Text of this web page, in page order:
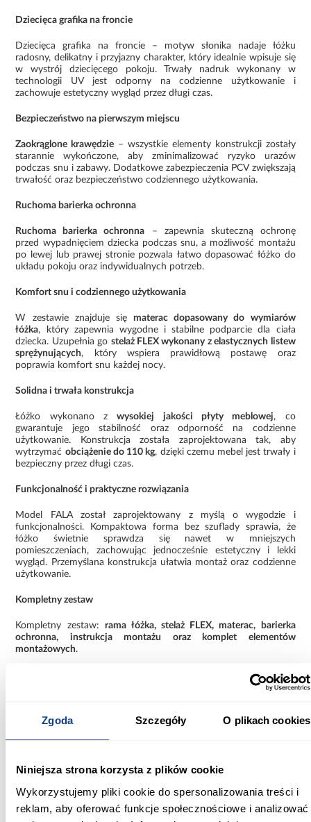
Zgoda Szczegóły O plikach cookies
Niniejsza strona korzysta z plików cookie
Wykorzystujemy pliki cookie do spersonalizowania treści i
reklam, aby oferować funkcje społecznościowe i analizować
Dziecięca grafika na froncie
Dziecięca grafika na froncie – motyw słonika nadaje łóżku
radosny, delikatny i przyjazny charakter, który idealnie wpisuje się
w wystrój dziecięcego pokoju. Trwały nadruk wykonany w
technologii UV jest odporny na codzienne użytkowanie i
zachowuje estetyczny wygląd przez długi czas.
Bezpieczeństwo na pierwszym miejscu
Zaokrąglone krawędzie – wszystkie elementy konstrukcji zostały
starannie wykończone, aby zminimalizować ryzyko urazów
podczas snu i zabawy. Dodatkowe zabezpieczenia PCV zwiększają
trwałość oraz bezpieczeństwo codziennego użytkowania.
Ruchoma barierka ochronna
Ruchoma barierka ochronna – zapewnia skuteczną ochronę
przed wypadnięciem dziecka podczas snu, a możliwość montażu
po lewej lub prawej stronie pozwala łatwo dopasować łóżko do
układu pokoju oraz indywidualnych potrzeb.
Komfort snu i codziennego użytkowania
W zestawie znajduje sięmaterac dopasowany do wymiarów
łóżka, który zapewnia wygodne i stabilne podparcie dla ciała
dziecka. Uzupełnia go stelaż FLEX wykonany z elastycznych listew
sprężynujących, który wspiera prawidłową postawę oraz
poprawia komfort snu każdej nocy.
Solidna i trwała konstrukcja
Łóżko wykonano zwysokiej jakości płyty meblowej, co
gwarantuje jego stabilność oraz odporność na codzienne
użytkowanie. Konstrukcja została zaprojektowana tak, aby
wytrzymać obciążenie do 110 kg, dzięki czemu mebel jest trwały i
bezpieczny przez długi czas.
Funkcjonalność i praktyczne rozwiązania
Model FALA został zaprojektowany z myślą o wygodzie i
funkcjonalności. Kompaktowa forma bez szuflady sprawia, że
łóżko świetnie sprawdza się nawet w mniejszych
pomieszczeniach, zachowując jednocześnie estetyczny i lekki
wygląd. Przemyślana konstrukcja ułatwia montaż oraz codzienne
użytkowanie.
Kompletny zestaw
Kompletny zestaw: rama łóżka, stelaż FLEX, materac, barierka
ochronna, instrukcja montażu oraz komplet elementów
montażowych.
Łóżko FALA Słonik 160x80 to idealne połączenie bezpieczeństwa,
wygody i bajkowego designu, które tworzy funkcjonalną i
Informacje Informacje o produkcie